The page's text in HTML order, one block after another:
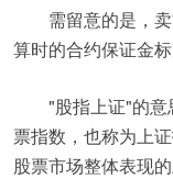
需留意的是，
算时的合约保证金
"股指上证"的
票指数，也称为上
股票市场整体表现